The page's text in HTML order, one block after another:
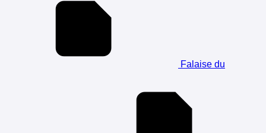
Falaise du